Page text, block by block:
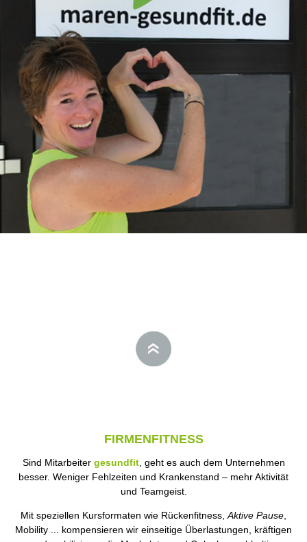
FIRMENFITNESS
Sind Mitarbeiter gesundfit, geht es auch dem Unternehmen
besser. Weniger Fehlzeiten und Krankenstand – mehr Aktivität
und Teamgeist.
Mit speziellen Kursformaten wie Rückenfitness, Aktive Pause
Mobility ... kompensieren wir einseitige Überlastungen, kräftigen